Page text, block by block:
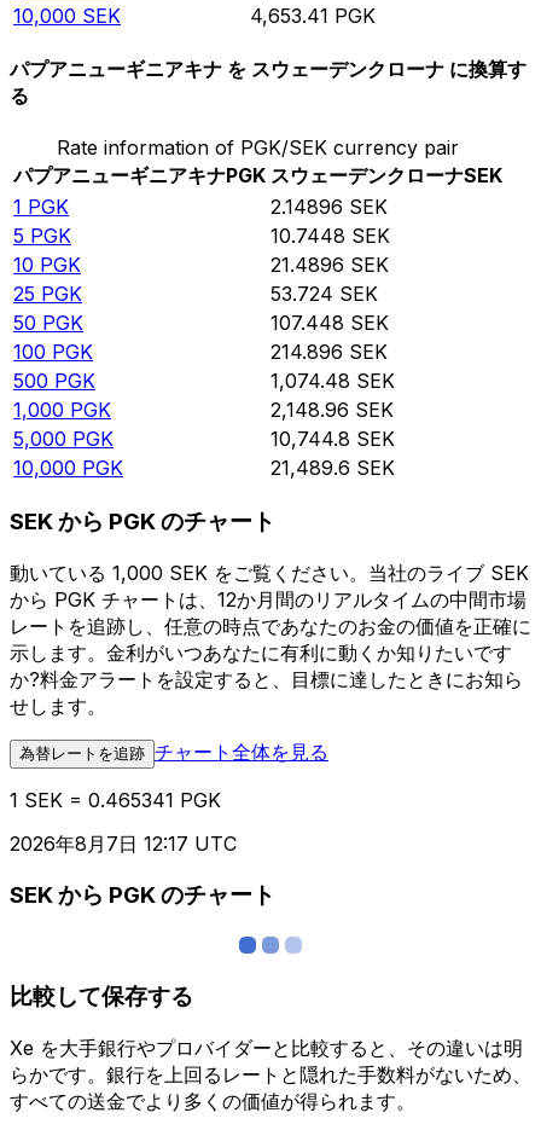
10,000 SEK 4,653.41 PGK
パプアニューギニアキナ を スウェーデンクローナ に換算す
る
Rate information of PGK/SEK currency pair
パプアニューギニアキナPGK スウェーデンクローナSEK
1 PGK 2.14896 SEK
5 PGK 10.7448 SEK
10 PGK 21.4896 SEK
25 PGK 53.724 SEK
50 PGK 107.448 SEK
100 PGK 214.896 SEK
500 PGK 1,074.48 SEK
1,000 PGK 2,148.96 SEK
5,000 PGK 10,744.8 SEK
10,000 PGK 21,489.6 SEK
SEK から PGK のチャート
動いている 1,000 SEK をご覧ください。当社のライブ SEK
から PGK チャートは、12か月間のリアルタイムの中間市場
レートを追跡し、任意の時点であなたのお金の価値を正確に
示します。金利がいつあなたに有利に動くか知りたいです
か?料金アラートを設定すると、目標に達したときにお知ら
せします。
為替レートを追跡 チャート全体を見る
1 SEK = 0.465341 PGK
2026年8月7日 12:17 UTC
SEK から PGK のチャート
比較して保存する
Xe を大手銀行やプロバイダーと比較すると、その違いは明
らかです。銀行を上回るレートと隠れた手数料がないため、
すべての送金でより多くの価値が得られます。